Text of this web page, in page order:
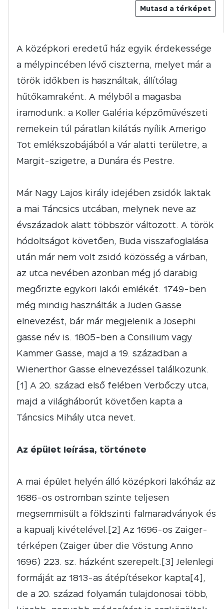
Mutasd a térképet
A középkori eredetű ház egyik érdekessége
a mélypincében lévő ciszterna, melyet már a
török időkben is használtak, állítólag
hűtőkamraként. A mélyből a magasba
iramodunk: a Koller Galéria képzőművészeti
remekein túl páratlan kilátás nyílik Amerigo
Tot emlékszobájából a Vár alatti területre, a
Margit-szigetre, a Dunára és Pestre.
Már Nagy Lajos király idejében zsidók laktak
a mai Táncsics utcában, melynek neve az
évszázadok alatt többször változott. A török
hódoltságot követően, Buda visszafoglalása
után már nem volt zsidó közösség a várban,
az utca nevében azonban még jó darabig
megőrizte egykori lakói emlékét. 1749-ben
még mindig használták a Juden Gasse
elnevezést, bár már megjelenik a Josephi
gasse név is. 1805-ben a Consilium vagy
Kammer Gasse, majd a 19. században a
Wienerthor Gasse elnevezéssel találkozunk.
[1] A 20. század első felében Verbőczy utca,
majd a világháborút követően kapta a
Táncsics Mihály utca nevet.
Az épület leírása, története
A mai épület helyén álló középkori lakóház az
1686-os ostromban szinte teljesen
megsemmisült a földszinti falmaradványok és
a kapualj kivételével.[2] Az 1696-os Zaiger-
térképen (Zaiger über die Vöstung Anno
1696) 223. sz. házként szerepelt.[3] Jelenlegi
formáját az 1813-as átépítésekor kapta[4],
de a 20. század folyamán tulajdonosai több,